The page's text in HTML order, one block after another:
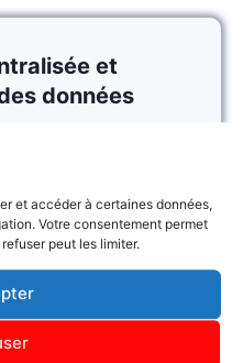
et accéder à certaines données,
Votre consentement permet
peut les limiter.
et
données
données, des
et des mesures
mises en place,
ainsi d’identifier
zones de risque,
gestion efficace et